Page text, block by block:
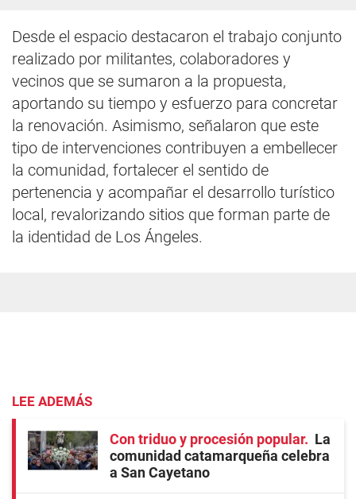
Desde el espacio destacaron el trabajo conjunto
realizado por militantes, colaboradores y
vecinos que se sumaron a la propuesta,
aportando su tiempo y esfuerzo para concretar
la renovación. Asimismo, señalaron que este
tipo de intervenciones contribuyen a embellecer
la comunidad, fortalecer el sentido de
pertenencia y acompañar el desarrollo turístico
local, revalorizando sitios que forman parte de
la identidad de Los Ángeles.
LEE ADEMÁS
Con triduo y procesión popular
La
comunidad catamarqueña celebra
a San Cayetano